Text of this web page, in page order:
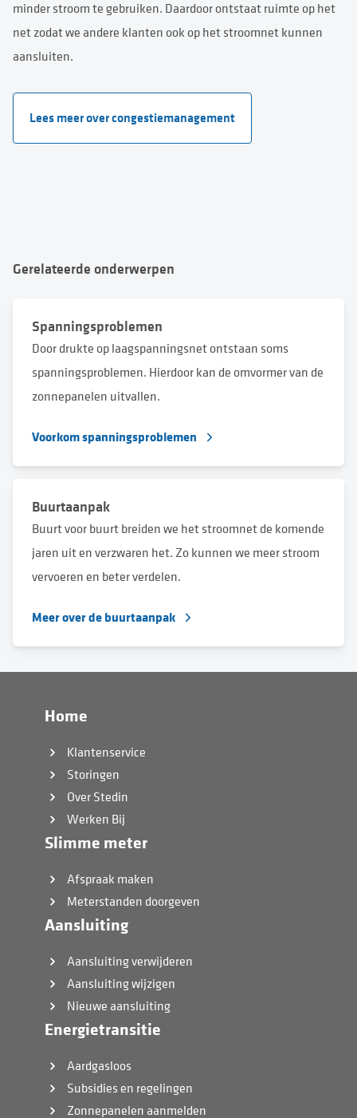
minder stroom te gebruiken. Daardoor ontstaat ruimte op het
net zodat we andere klanten ook op het stroomnet kunnen
aansluiten.
Lees meer over congestiemanagement
Gerelateerde onderwerpen
Spanningsproblemen
Door drukte op laagspanningsnet ontstaan soms
spanningsproblemen. Hierdoor kan de omvormer van de
zonnepanelen uitvallen.
Voorkom spanningsproblemen
Buurtaanpak
Buurt voor buurt breiden we het stroomnet de komende
jaren uit en verzwaren het. Zo kunnen we meer stroom
vervoeren en beter verdelen.
Meer over de buurtaanpak
Home
Klantenservice
Storingen
Over Stedin
Werken Bij
Slimme meter
Afspraak maken
Meterstanden doorgeven
Aansluiting
Aansluiting verwijderen
Aansluiting wijzigen
Nieuwe aansluiting
Energietransitie
Aardgasloos
Subsidies en regelingen
Zonnepanelen aanmelden